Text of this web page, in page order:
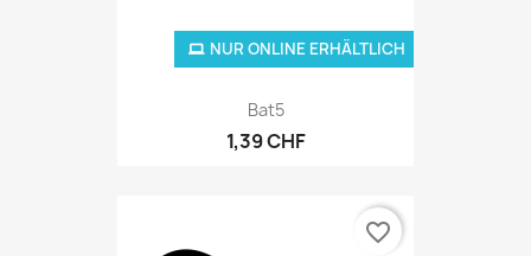
Bat5
1,39 CHF
NUR ONLINE ERHÄLTLICH
favorite_border